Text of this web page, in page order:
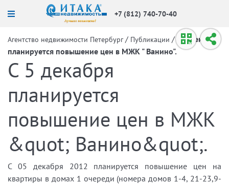
+7 (812) 740-70-40
Агентство недвижимости Петербург / Публикации / С 5 декабря
планируется повышение цен в МЖК " Ванино".
С 5 декабря
планируется
повышение цен в МЖК
&quot; Ванино&quot;.
С 05 декабря 2012 планируется повышение цен на
квартиры в домах 1 очереди (номера домов 1-4, 21-23,9-